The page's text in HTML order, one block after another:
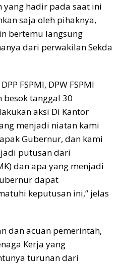
hadir pada saat ini
saja oleh pihaknya,
bertemu langsung
dari perwakilan Sekda
FSPMI, DPW FSPMI
besok tanggal 30
aksi Di Kantor
menjadi niatan kami
Gubernur, dan kami
putusan dari
dan apa yang menjadi
dapat
keputusan ini,” jelas
dan acuan pemerintah,
Kerja yang
turunan dari